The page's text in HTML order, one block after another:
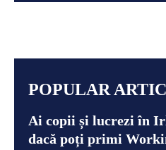
POPULAR
Ai copii și lucrezi în
dacă poți primi